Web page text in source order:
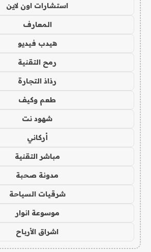
استشارات اون لاين
المعارف
هيدب فيديو
رمح التقنية
رذاذ التجارة
طعم وكيف
شهود نت
أركاني
مباشر التقنية
مدونة صحبة
شرقيات السياحة
موسوعة انوار
اشراق الأرباح